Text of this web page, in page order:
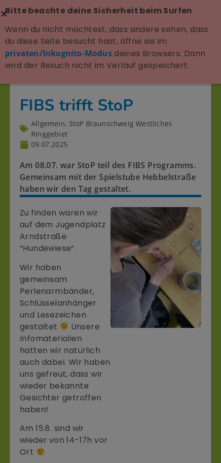
FIBS trifft StoP
Allgemein, StoP Braunschweig Westliches
Ringgebiet
09.07.2025
Am 08.07. war StoP teil des FIBS Programms.
Gemeinsam mit der Spielstube Hebbelstraße
haben wir den Tag gestaltet.
Zu finden waren wir
auf dem Jugendplatz
Arndstraße
“Hundewiese”.
Wir haben
gemeinsam
Perlenarmbänder,
Schlüsselanhänger
und Lesezeichen
gestaltet
Unsere
Infomaterialien
hatten wir natürlich
auch dabei. Wir haben
uns gefreut, dass wir
wieder bekannte
Gesichter getroffen
haben!
Am 15.8. sind wir
wieder von 14-17h vor
Ort
Bitte beachte deine Sicherheit beim Surfen
Wenn du nicht möchtest, dass andere sehen, dass
du diese Seite besucht hast, öffne sie im
privaten/Inkognito-Modusdeines Browsers. Dann
wird der Besuch nicht im Verlauf gespeichert.